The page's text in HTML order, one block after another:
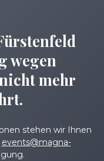
wegen
mehr
stehen wir Ihnen
events@magna-